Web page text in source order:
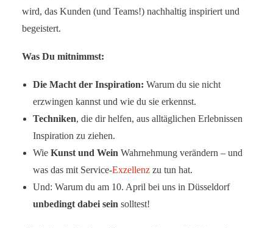
wird, das Kunden (und Teams!) nachhaltig inspiriert und
begeistert.
Was Du mitnimmst:
Die Macht der Inspiration: Warum du sie nicht
erzwingen kannst und wie du sie erkennst.
Techniken, die dir helfen, aus alltäglichen Erlebnissen
Inspiration zu ziehen.
Wie Kunst und Wein Wahrnehmung verändern – und
was das mit Service-Exzellenz zu tun hat.
Und: Warum du am 10. April bei uns in Düsseldorf
unbedingt dabei sein solltest!